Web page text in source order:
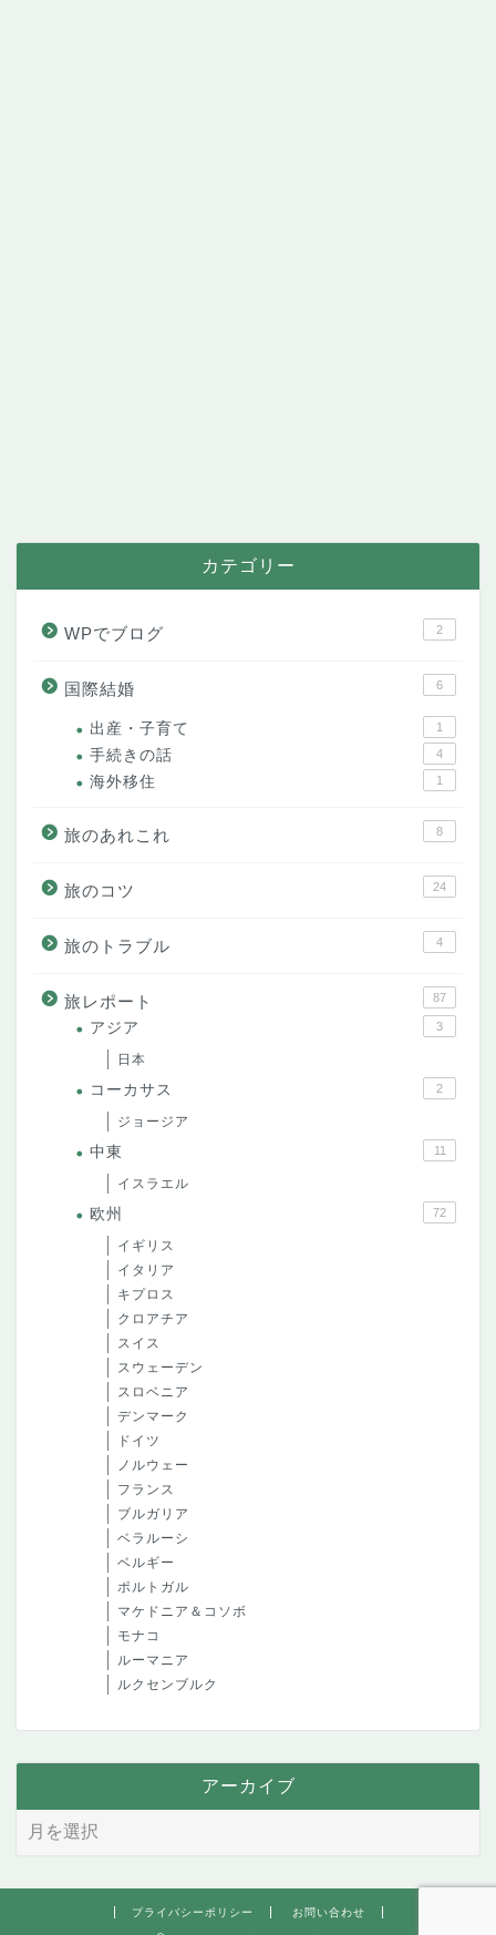
カテゴリー
WPでブログ 2
国際結婚 6
出産・子育て 1
手続きの話 4
海外移住 1
旅のあれこれ 8
旅のコツ 24
旅のトラブル 4
旅レポート 87
アジア 3
日本
コーカサス 2
ジョージア
中東 11
イスラエル
欧州 72
イギリス
イタリア
キプロス
クロアチア
スイス
スウェーデン
スロベニア
デンマーク
ドイツ
ノルウェー
フランス
ブルガリア
ベラルーシ
ベルギー
ポルトガル
マケドニア＆コソボ
モナコ
ルーマニア
ルクセンブルク
アーカイブ
プライバシーポリシー お問い合わせ